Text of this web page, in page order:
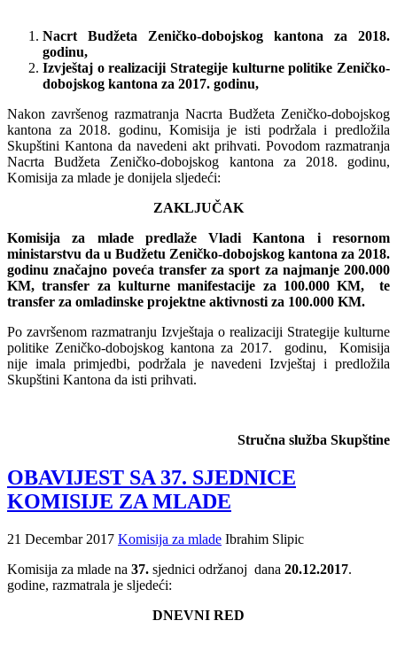
Nacrt Budžeta Zeničko-dobojskog kantona za 2018.
godinu,
Izvještaj o realizaciji Strategije kulturne politike Zeničko-
dobojskog kantona za 2017. godinu,
Nakon završenog razmatranja Nacrta Budžeta Zeničko-dobojskog
kantona za 2018. godinu, Komisija je isti podržala i predložila
Skupštini Kantona da navedeni akt prihvati. Povodom razmatranja
Nacrta Budžeta Zeničko-dobojskog kantona za 2018. godinu,
Komisija za mlade je donijela sljedeći:
ZAKLJUČAK
Komisija
za mlade predlaže Vladi Kantona i
resornom
ministarstvu da u Budžetu Zeničko-dobojskog kantona za 2018.
godinu značajno poveća transfer za sport za najmanje200.000
KM,transfer za kulturne manifestacije za 100.000KM,te
transfer za omladinske projektne aktivnosti za 100.000 KM.
Po završenom razmatranju Izvještaja o realizaciji Strategije kulturne
politike Zeničko-dobojskog kantona za 2017. godinu, Komisija
nije imala primjedbi, podržala je navedeni Izvještaj i predložila
Skupštini Kantona da isti prihvati.
Stručna služba Skupštine
OBAVIJEST SA 37. SJEDNICE
KOMISIJE ZA MLADE
21 Decembar 2017 Komisija za mlade Ibrahim Slipic
Komisija za mlade na 37. sjednici održanoj dana 20.12.2017.
godine, razmatrala je sljedeći:
DNEVNI RED